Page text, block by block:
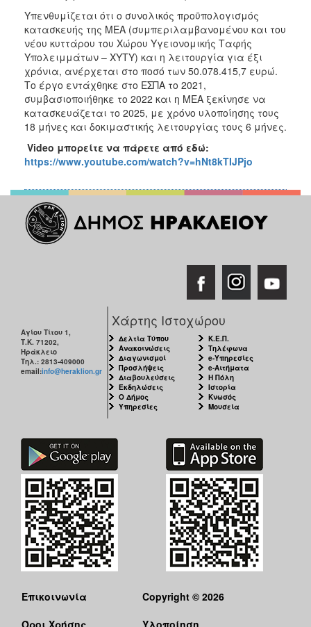
Υπενθυμίζεται ότι ο συνολικός προϋπολογισμός
κατασκευής της ΜΕΑ (συμπεριλαμβανομένου και του
νέου κυττάρου του Χώρου Υγειονομικής Ταφής
Υπολειμμάτων – ΧΥΤΥ) και η λειτουργία για έξι
χρόνια, ανέρχεται στο ποσό των 50.078.415,7 ευρώ.
Το έργο εντάχθηκε στο ΕΣΠΑ το 2021,
συμβασιοποιήθηκε το 2022 και η ΜΕΑ ξεκίνησε να
κατασκευάζεται το 2025, με χρόνο υλοποίησης τους
18 μήνες και δοκιμαστικής λειτουργίας τους 6 μήνες.
Video μπορείτε να πάρετε από εδώ:
https://www.youtube.com/watch?v=hNt8kTIJPjo
Αγίου Τίτου 1,
Τ.Κ. 71202,
Ηράκλειο
Τηλ.: 2813-409000
email:info@heraklion.gr
Χάρτης Ιστοχώρου
Δελτία Τύπου
Ανακοινώσεις
Διαγωνισμοί
Προσλήψεις
Διαβουλεύσεις
Εκδηλώσεις
Ο Δήμος
Υπηρεσίες
Κ.Ε.Π.
Τηλέφωνα
e-Υπηρεσίες
e-Αιτήματα
Η Πόλη
Ιστορία
Κνωσός
Μουσεία
Επικοινωνία
Όροι Χρήσης
Copyright © 2026
Υλοποίηση